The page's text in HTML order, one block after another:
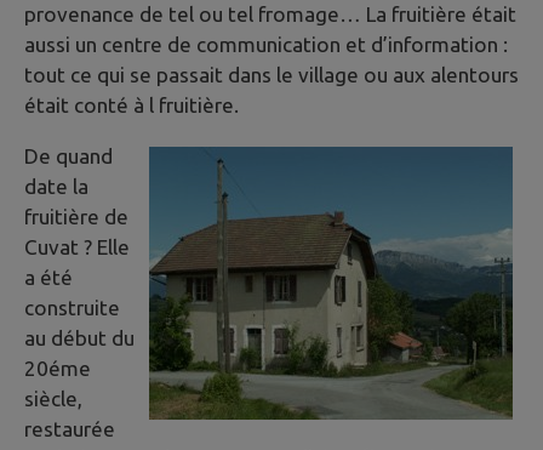
provenance de tel ou tel fromage… La fruitière était
aussi un centre de communication et d’information :
tout ce qui se passait dans le village ou aux alentours
était conté à l fruitière.
De quand
date la
fruitière de
Cuvat ? Elle
a été
construite
au début du
20éme
siècle,
restaurée